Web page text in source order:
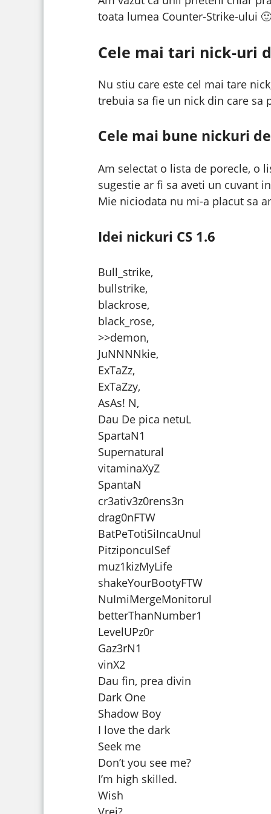
toata lumea Counter-Strike-ului 🙂
Cele mai tari nick-uri
Nu stiu care este cel mai tare
trebuia sa fie un nick din care sa
Cele mai bune nickuri
Am selectat o lista de porecle, o
sugestie ar fi sa aveti un cuvant
Mie niciodata nu mi-a placut sa
Idei nickuri CS 1.6
Bull_strike,
bullstrike,
blackrose,
black_rose,
>>demon,
JuNNNNkie,
ExTaZz,
ExTaZzy,
AsAs! N,
Dau De pica netuL
SpartaN1
Supernatural
vitaminaXyZ
SpantaN
cr3ativ3z0rens3n
drag0nFTW
BatPeTotiSiIncaUnul
PitziponculSef
muz1kizMyLife
shakeYourBootyFTW
NuImiMergeMonitorul
betterThanNumber1
LevelUPz0r
Gaz3rN1
vinX2
Dau fin, prea divin
Dark One
Shadow Boy
I love the dark
Seek me
Don’t you see me?
I’m high skilled.
Wish